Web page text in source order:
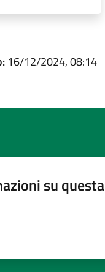
16/12/2024, 08:14
su questa